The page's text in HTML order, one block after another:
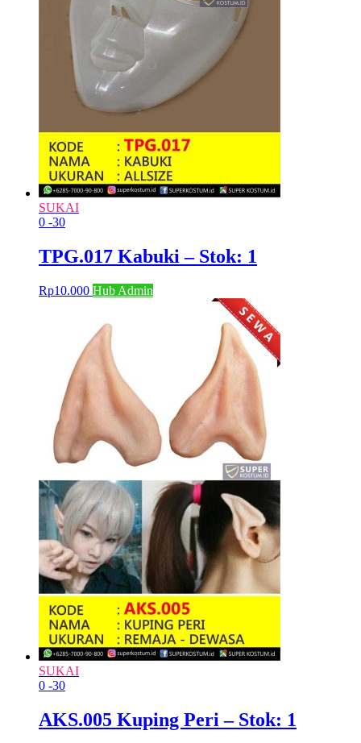
SUKAI
0 -30
TPG.017 Kabuki – Stok: 1
Rp10.000 Hub Admin
SUKAI
0 -30
AKS.005 Kuping Peri – Stok: 1